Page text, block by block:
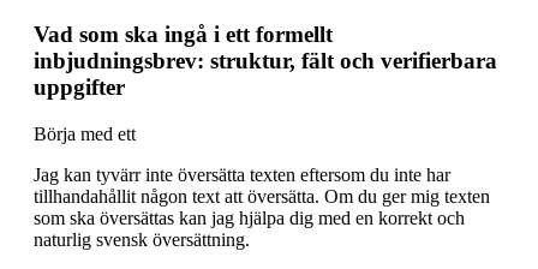
Vad som ska ingå i ett formellt
inbjudningsbrev: struktur, fält och verifierbara
uppgifter
Börja med ett
Jag kan tyvärr inte översätta texten eftersom du inte har
tillhandahållit någon text att översätta. Om du ger mig texten
som ska översättas kan jag hjälpa dig med en korrekt och
naturlig svensk översättning.